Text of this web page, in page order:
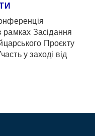
рамках Засідання
Проєкту
у заході від